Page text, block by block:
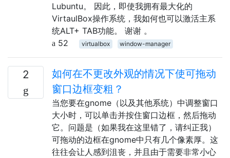
Lubuntu。 因此，即使我拥有最大化的
VirtaulBox操作系统，我如何也可以激活主系
统ALT+ TAB功能。 谢谢 。
52
virtualbox window-manager
2
如何在不更改外观的情况下使可拖动
窗口边框变粗？
当您要在gnome（以及其他系统）中调整窗口
大小时，可以单击并按住窗口边框，然后拖动
它。问题是（如果我在这里错了，请纠正我）
可拖动的边框在gnome中只有几个像素厚。这
往往会让人感到沮丧，并且由于需要非常小心